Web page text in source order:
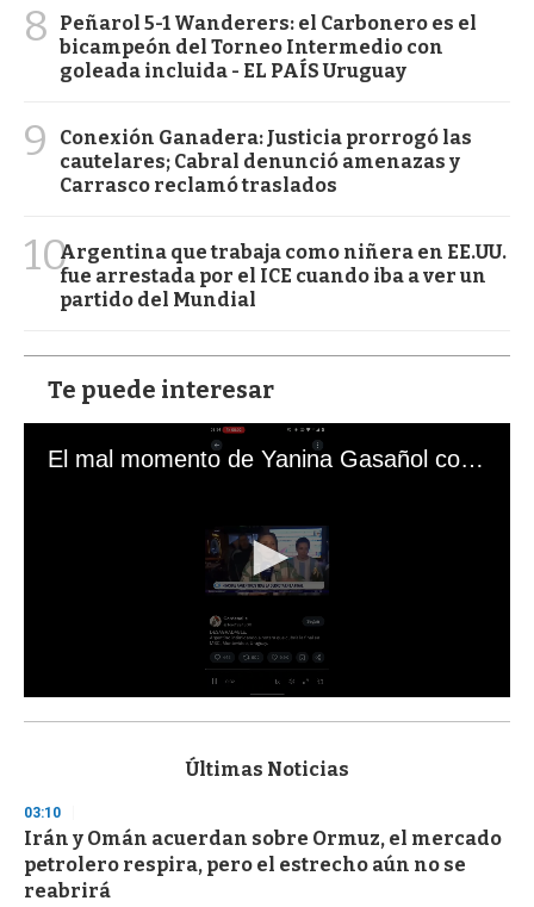
8
Peñarol 5-1 Wanderers: el Carbonero es el
bicampeón del Torneo Intermedio con
goleada incluida - EL PAÍS Uruguay
9
Conexión Ganadera: Justicia prorrogó las
cautelares; Cabral denunció amenazas y
Carrasco reclamó traslados
10Argentina que trabaja como niñera en EE.UU.
fue arrestada por el ICE cuando iba a ver un
partido del Mundial
Te puede interesar
El mal momento de Yanina Gasañol con un hincha argentino en "Subrayado"
s
d
s
o
f
3
Últimas Noticias
03:10
Irán y Omán acuerdan sobre Ormuz, el mercado
petrolero respira, pero el estrecho aún no se
reabrirá